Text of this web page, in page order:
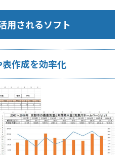
用されるソフト
作成を効率化